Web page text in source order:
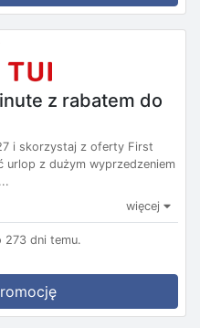
z rabatem do
i skorzystaj z oferty First
urlop z dużym wyprzedzeniem
więcej
273 dni temu.